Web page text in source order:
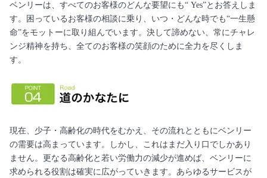
ベンリーは、すべてのお客様のどんな要望にも“ Yes”とお答えしま
す。困っているお客様の相談に乗り、いつ・どんな時でも“一生懸
命”をモットーに取り組んでいます。決して諦めない、常にチャレ
ンジ精神を持ち、全てのお客様の笑顔のために全力を尽くしま
す。
現在、少子・高齢化の時代をむかえ、その流れとともにベンリー
の需要は高まっています。しかし、これはまだ入り口でしかあり
ません。更なる高齢化と若い労働力の減少が進めば、ベンリーに
求められる役割は確実に広がっていきます。あらゆるサービスが